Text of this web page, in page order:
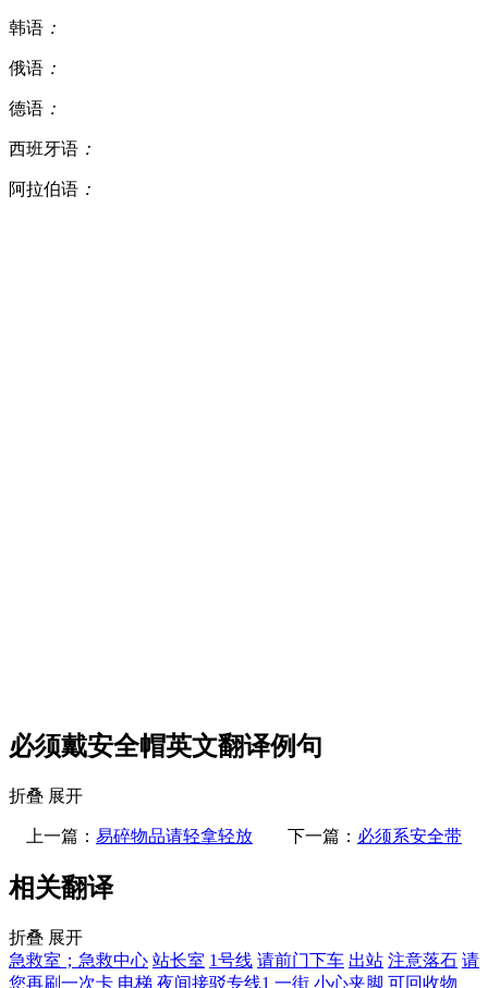
韩语 ：
俄语 ：
德语 ：
西班牙语 ：
阿拉伯语 ：
必须戴安全帽英文翻译例句
折叠 展开
上一篇： 易碎物品请轻拿轻放 下一篇： 必须系安全带
相关翻译
折叠 展开
急救室；急救中心 站长室 1号线 请前门下车 出站 注意落石 请
您再刷一次卡 电梯 夜间接驳专线1 一街 小心夹脚 可回收物